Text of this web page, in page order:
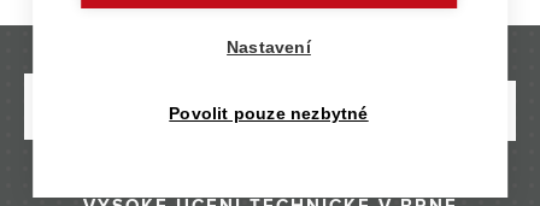
Nastavení
Povolit pouze nezbytné